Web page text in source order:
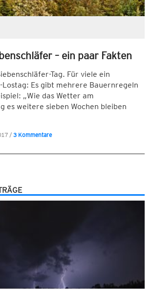
– ein paar Fakten
Tag. Für viele ein
Es gibt mehrere Bauernregeln
„Wie das Wetter am
es weitere sieben Wochen bleiben
/ 3 Kommentare